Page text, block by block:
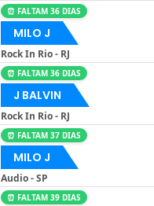
⏰ FALTAM 36 DIAS
MILO J
Rock In Rio - RJ
⏰ FALTAM 36 DIAS
J BALVIN
Rock In Rio - RJ
⏰ FALTAM 37 DIAS
MILO J
Audio - SP
⏰ FALTAM 39 DIAS